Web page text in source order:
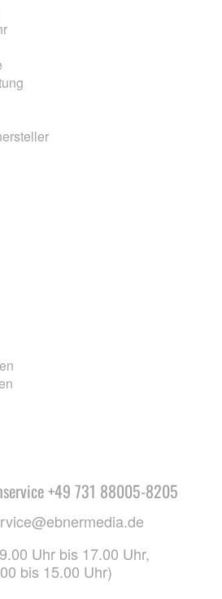
+49 731 88005-8205
Uhr bis 17.00 Uhr,
bis 15.00 Uhr)